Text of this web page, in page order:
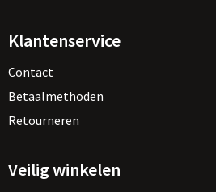
Klantenservice
Contact
Betaalmethoden
Retourneren
Veilig winkelen